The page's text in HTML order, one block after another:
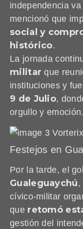
independencia
mencionó que
social y
histórico.
La jornada
militar que
instituciones y
9 de Julio,
orgullo y emoción.
Festejos en
Por la tarde, el
Gualeguaychú,
cívico-militar
que retomó
gestión del